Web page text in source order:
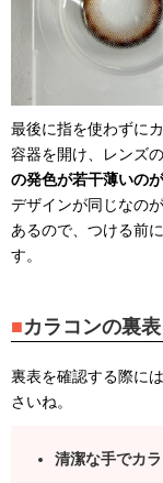
最後に指を使わずに
容器を開け、レンズ
の発色が若干薄いの
デザインが同じなの
あるので、つける前
す。
カラコンの裏
裏表を確認する際に
さいね。
清潔な手でカ